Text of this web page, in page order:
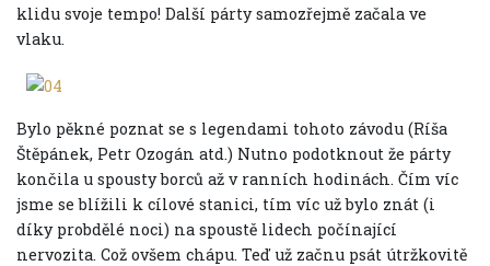
klidu svoje tempo! Další párty samozřejmě začala ve
vlaku.
Bylo pěkné poznat se s legendami tohoto závodu (Ríša
Štěpánek, Petr Ozogán atd.) Nutno podotknout že párty
končila u spousty borců až v ranních hodinách. Čím víc
jsme se blížili k cílové stanici, tím víc už bylo znát (i
díky probdělé noci) na spoustě lidech počínající
nervozita. Což ovšem chápu. Teď už začnu psát útržkovitě